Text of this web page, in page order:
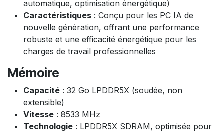
automatique, optimisation énergétique)
Caractéristiques : Conçu pour les PC IA de
nouvelle génération, offrant une performance
robuste et une efficacité énergétique pour les
charges de travail professionnelles
Mémoire
Capacité : 32 Go LPDDR5X (soudée, non
extensible)
Vitesse : 8533 MHz
Technologie : LPDDR5X SDRAM, optimisée pour